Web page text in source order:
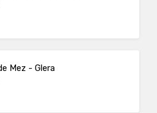
Mez - Glera